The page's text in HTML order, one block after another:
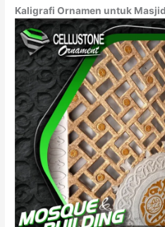
Kaligrafi Ornamen untuk